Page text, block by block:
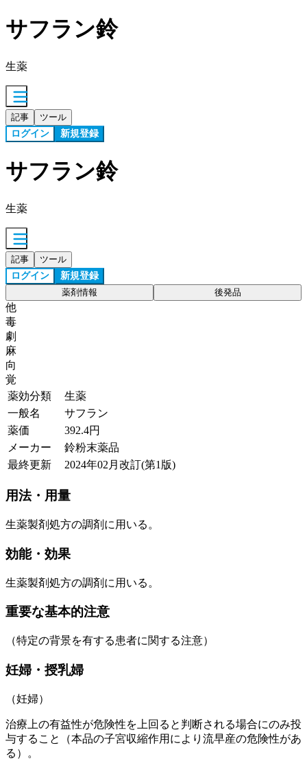
サフラン鈴
生薬
記事 ツール
ログイン 新規登録
サフラン鈴
生薬
記事 ツール
ログイン 新規登録
薬剤情報 後発品
他
毒
劇
麻
向
覚
薬効分類
生薬
一般名
サフラン
薬価
392.4円
メーカー
鈴粉末薬品
最終更新
2024年02月改訂(第1版)
用法・用量
生薬製剤処方の調剤に用いる。
効能・効果
生薬製剤処方の調剤に用いる。
重要な基本的注意
（特定の背景を有する患者に関する注意）
妊婦・授乳婦
（妊婦）
治療上の有益性が危険性を上回ると判断される場合にのみ投
与すること（本品の子宮収縮作用により流早産の危険性があ
る）。